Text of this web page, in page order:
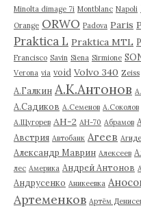
Minolta dimage 7i Montblanc Napoli
Orange ORWO Padova Paris
Praktica L Praktica MTL
Francisco Savin Siena Sirmione
Verona via void Volvo 340 Zeiss
А.Галкин А.К.Антонов
А.Садиков А.Семенов А.Соколов
А.Щугорев АН-2 АН-70 Абрамов
Австрия Автобанк Агеев
Александр Маврин Алексеев
лес Америка Андрей Антонов
Андрусенко Аникеевка
Артеменков Артём